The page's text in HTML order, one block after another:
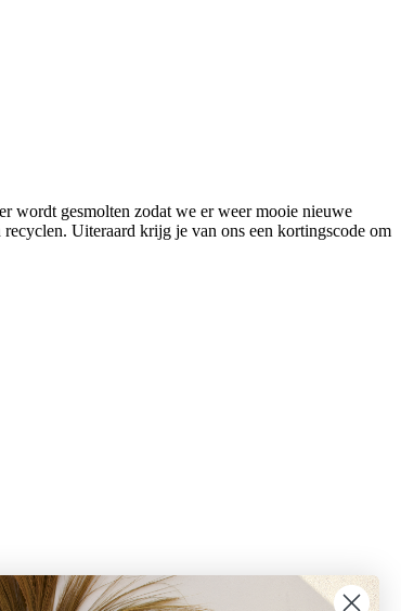
wordt gesmolten zodat we er weer mooie nieuwe
Uiteraard krijg je van ons een kortingscode om